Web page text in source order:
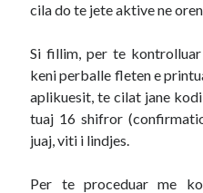
cila do te jete aktive ne
Si fillim, per te
keni perballe fleten e
aplikuesit, te cilat jane
tuaj 16 shifror
juaj, viti i lindjes.
Per te proceduar me